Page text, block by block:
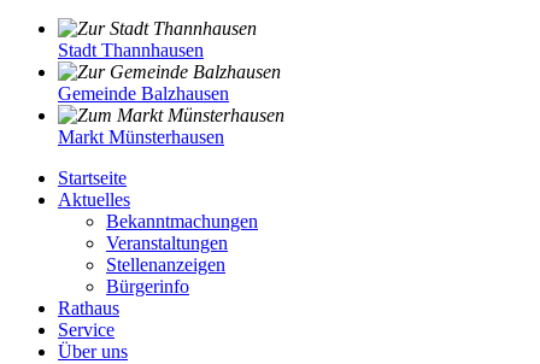
Stadt Thannhausen
Gemeinde Balzhausen
Markt Münsterhausen
Startseite
Aktuelles
Bekanntmachungen
Veranstaltungen
Stellenanzeigen
Bürgerinfo
Rathaus
Service
Über uns